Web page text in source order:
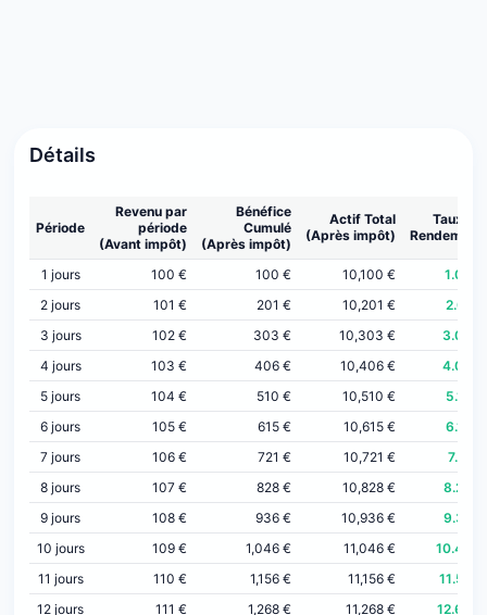
Détails
Période
Revenu par
période
(Avant impôt)
Bénéfice
Cumulé
(Après impôt)
Actif Total
(Après impôt)
Taux de
Rendement
1 jours 100 € 100 € 10,100 €
1.00%
2 jours
101 € 201 € 10,201 €
2.01%
3 jours
102 € 303 € 10,303 €
3.03%
4 jours
103 € 406 € 10,406 €
4.06%
5 jours
104 € 510 € 10,510 €
5.10%
6 jours
105 € 615 € 10,615 €
6.15%
7 jours
106 € 721 € 10,721 €
7.21%
8 jours
107 € 828 € 10,828 €
8.29%
9 jours
108 € 936 € 10,936 €
9.37%
10 jours
109 € 1,046 € 11,046 €
10.46%
11 jours
110 € 1,156 € 11,156 €
11.57%
12 jours
111 € 1,268 € 11,268 € 12.68%